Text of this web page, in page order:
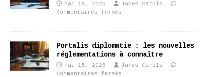
mai 19, 2026
James Carols
Commentaires fermés
Portalis diplomatie : les nouvelles
réglementations à connaître
mai 15, 2026
James Carols
Commentaires fermés